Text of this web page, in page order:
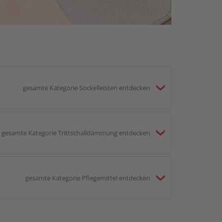
gesamte Kategorie Sockelleisten entdecken
gesamte Kategorie Trittschalldämmung entdecken
gesamte Kategorie Pflegemittel entdecken